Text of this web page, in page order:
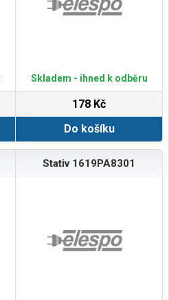
Skladem - ihned k odběru
178 Kč
Do košíku
Stativ 1619PA8301